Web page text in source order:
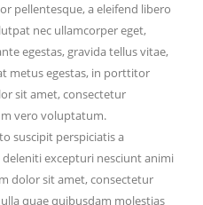
pellentesque, a eleifend libero
nec ullamcorper eget,
egestas, gravida tellus vitae,
metus egestas, in porttitor
sit amet, consectetur
vero voluptatum.
suscipit perspiciatis a
excepturi nesciunt animi
dolor sit amet, consectetur
quae quibusdam molestias